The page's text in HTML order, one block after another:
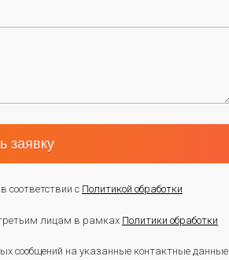
заявку
соответствии с Политикой обработки
лицам в рамках Политики обработки
сообщений на указанные контактные данные